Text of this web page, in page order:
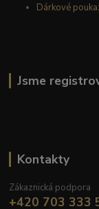
Dárkové
Jsme
Kontakty
Zákaznická podpora
+420 703 333